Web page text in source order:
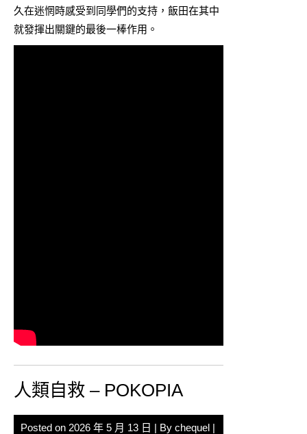
久在迷惘時感受到同學們的支持，飯田在其中
就發揮出關鍵的最後一棒作用。
人類自救 – POKOPIA
Posted on 2026 年 5 月 13 日 | By chequel |